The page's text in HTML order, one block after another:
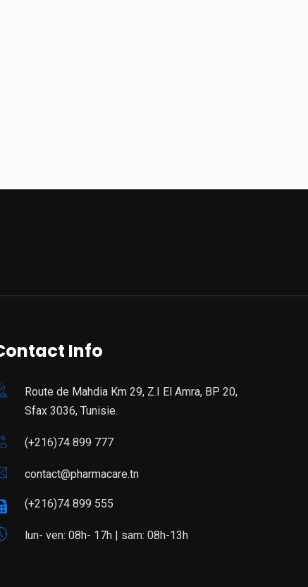
Info
Route de Mahdia Km 29, Z.I El Amra, BP 20,
Sfax 3036, Tunisie.
(+216)74 899 777
contact@pharmacare.tn
(+216)74 899 555
lun- ven: 08h- 17h | sam: 08h-13h